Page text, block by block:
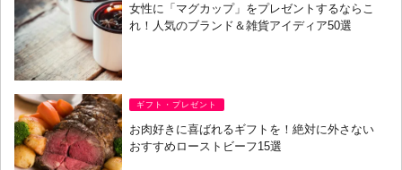
女性に「マグカップ」をプレゼントするならこ
れ！人気のブランド＆雑貨アイディア50選
ギフト・プレゼント
お肉好きに喜ばれるギフトを！絶対に外さない
おすすめローストビーフ15選